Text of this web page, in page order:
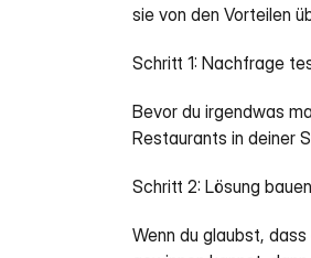
sie von den Vorteilen
Schritt 1: Nachfrage
Bevor du irgendwas
Restaurants in deiner
Schritt 2: Lösung bauen
Wenn du glaubst,